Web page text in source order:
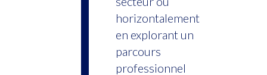
horizontalement
en explorant un
parcours
professionnel